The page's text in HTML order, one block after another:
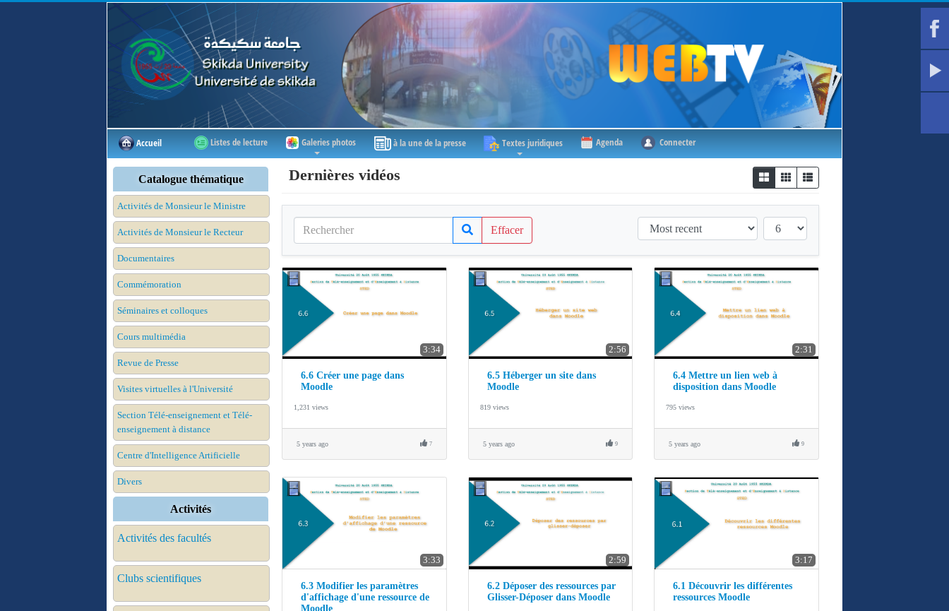
Accueil Listes de lecture Galeries photos à la une de la presse Textes juridiques Agenda Connecter
Catalogue thématique
Activités de Monsieur le Ministre
Activités de Monsieur le Recteur
Documentaires
Commémoration
Séminaires et colloques
Cours multimédia
Revue de Presse
Visites virtuelles à l'Université
Section Télé-enseignement et Télé-
enseignement à distance
Centre d'Intelligence Artificielle
Divers
Activités
Activités des facultés
Clubs scientifiques
Dernières vidéos
Effacer
3:34
6.6 Créer une page dans
Moodle
1,231 views
5 years ago 7
2:56
6.5 Héberger un site dans
Moodle
819 views
5 years ago 9
2:31
6.4 Mettre un lien web à
disposition dans Moodle
795 views
5 years ago 9
3:33
6.3 Modifier les paramètres
d'affichage d'une ressource de
Moodle
2:59
6.2 Déposer des ressources par
Glisser-Déposer dans Moodle
3:17
6.1 Découvrir les différentes
ressources Moodle